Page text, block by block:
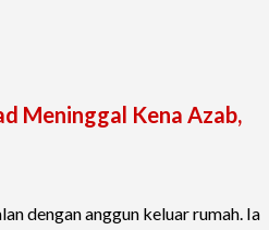
Meninggal Kena Azab,
dengan anggun keluar rumah. Ia